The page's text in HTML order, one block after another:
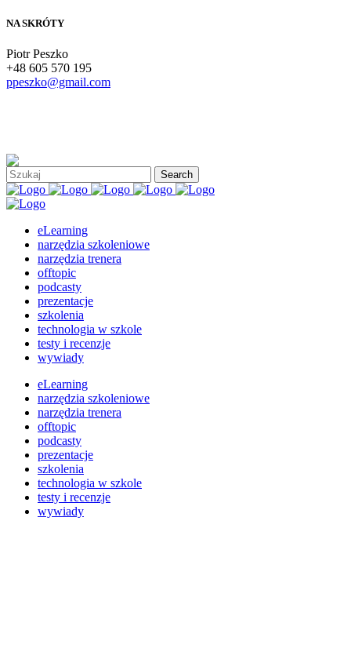
NA SKRÓTY
Piotr Peszko
+48 605 570 195
ppeszko@gmail.com
eLearning
narzędzia szkoleniowe
narzędzia trenera
offtopic
podcasty
prezentacje
szkolenia
technologia w szkole
testy i recenzje
wywiady
eLearning
narzędzia szkoleniowe
narzędzia trenera
offtopic
podcasty
prezentacje
szkolenia
technologia w szkole
testy i recenzje
wywiady